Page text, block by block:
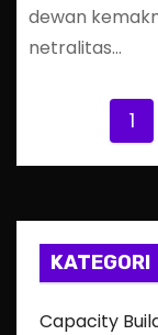
dewan
netralitas…
o
s
t
s
1
KATEGORI
Capacity